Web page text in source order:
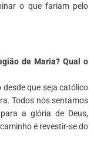
o que fariam pelo
de Maria? Qual o
desde que seja católico
Todos nós sentamos
a glória de Deus,
é revestir-se do